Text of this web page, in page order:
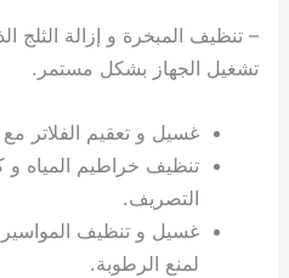
– تنظيف المبخرة و إزالة الثلج
تشغيل الجهاز بشكل مستمر.
غسيل و تعقيم الفلاتر مع
تنظيف خراطيم المياه و
التصريف.
غسيل و تنظيف
لمنع الرطوبة.